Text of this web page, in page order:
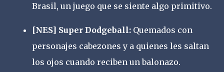
Brasil, un juego que se siente algo primitivo.
[NES] Super Dodgeball: Quemados con
personajes cabezones y a quienes les saltan
los ojos cuando reciben un balonazo.